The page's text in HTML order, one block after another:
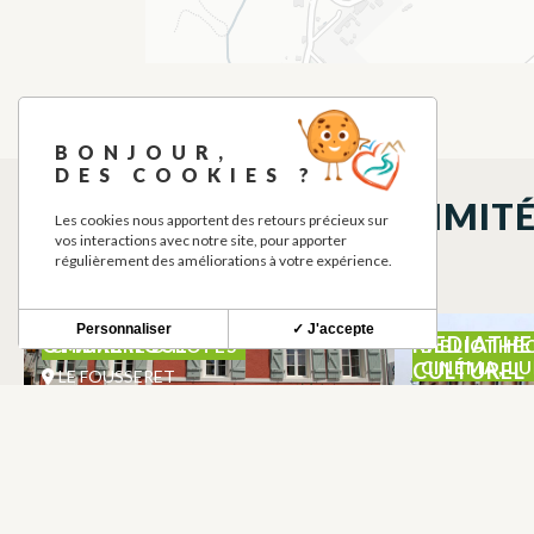
À DÉCOUVRIR À PROXIMITÉ
CHAMBRE D'HÔTES
OMBRE ROSE
LE FOUSSERET
CINÉMA,
CULTUREL
BONJOUR,
DES COOKIES ?
Les cookies nous apportent des retours précieux sur
vos interactions avec notre site, pour apporter
régulièrement des améliorations à votre expérience.
✓ J'accepte
Personnaliser